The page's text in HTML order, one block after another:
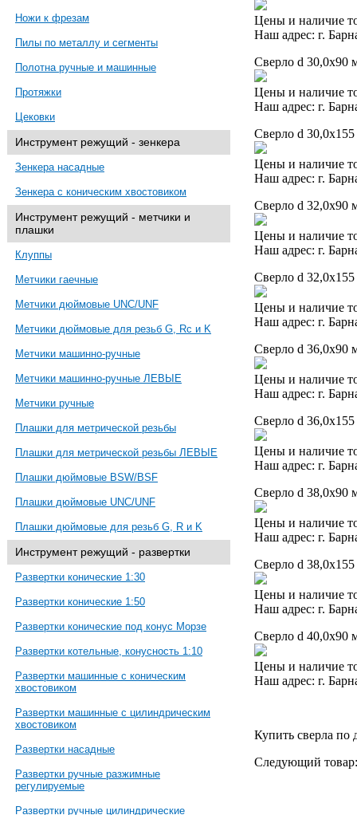
Ножи к фрезам
Пилы по металлу и сегменты
Полотна ручные и машинные
Протяжки
Цековки
Инструмент режущий - зенкера
Зенкера насадные
Зенкера с коническим хвостовиком
Инструмент режущий - метчики и
плашки
Клуппы
Метчики гаечные
Метчики дюймовые UNC/UNF
Метчики дюймовые для резьб G, Rc и K
Метчики машинно-ручные
Метчики машинно-ручные ЛЕВЫЕ
Метчики ручные
Плашки для метрической резьбы
Плашки для метрической резьбы ЛЕВЫЕ
Плашки дюймовые BSW/BSF
Плашки дюймовые UNC/UNF
Плашки дюймовые для резьб G, R и K
Инструмент режущий - развертки
Развертки конические 1:30
Развертки конические 1:50
Развертки конические под конус Морзе
Развертки котельные, конусность 1:10
Развертки машинные с коническим
хвостовиком
Развертки машинные с цилиндрическим
хвостовиком
Развертки насадные
Развертки ручные разжимные
регулируемые
Развертки ручные цилиндрические
Цены и наличие
Наш адрес: г.
Сверло d 30,0х90
Цены и наличие
Наш адрес: г.
Сверло d 30,0х155
Цены и наличие
Наш адрес: г.
Сверло d 32,0х90
Цены и наличие
Наш адрес: г.
Сверло d 32,0х155
Цены и наличие
Наш адрес: г.
Сверло d 36,0х90
Цены и наличие
Наш адрес: г.
Сверло d 36,0х155
Цены и наличие
Наш адрес: г.
Сверло d 38,0х90
Цены и наличие
Наш адрес: г.
Сверло d 38,0х155
Цены и наличие
Наш адрес: г.
Сверло d 40,0х90
Цены и наличие
Наш адрес: г.
Купить сверла по
Следующий